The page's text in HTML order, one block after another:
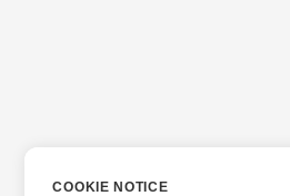
COOKIE NOTICE